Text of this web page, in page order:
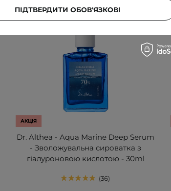
АКЦІЯ
Dr. Althea - Aqua Marine Deep Serum
- Зволожувальна сироватка з
гіалуроновою кислотою - 30ml
36
ПІДТВЕРДИТИ ОБОВ'ЯЗКОВІ